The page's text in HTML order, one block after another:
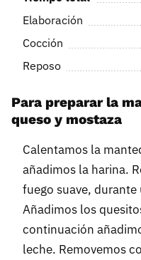
Elaboración
Cocción
Reposo
Para preparar la
queso y mostaza
Calentamos la
añadimos la harina.
fuego suave,
Añadimos los
continuación
leche. Removemos